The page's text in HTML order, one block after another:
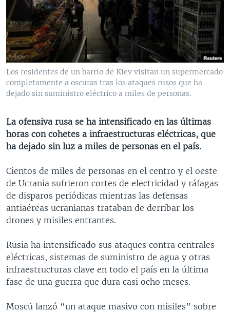
VENEZUELA
BRASIL
NICARAGUA
ECONOMÍA
ENTRETENIMIENTO Y CULTURA
TECNOLOGÍA
DEPORTES
CIENCIA Y SALUD
MULTIMEDIA
VIDEOS
FOTOGRAFÍA
AUDIOS
PROGRAMAS TV
EL MUNDO AL DÍA
FORO INTERAMERICANO
VISIÓN 360
PANORAMA
RADIO
AVANCE INFORMATIVO
AUDIONOTICIAS
ESTADOS UNIDOS AL DÍA
EL MUNDO AL DÍA [RADIO]
DEPORTIVO INTERNACIONAL
NOTA ECONÓMICA
ENTRETENIMIENTO
DIRECT
DOCUMENTALES DE LA VOA
SÍGANOS
Idiomas
Los residentes de un barrio de Kiev visitan un supermercado
completamente a oscuras tras los ataques rusos que ha
dejado sin suministro eléctrico a miles de personas.
La ofensiva rusa se ha intensificado en las últimas
horas con cohetes a infraestructuras eléctricas, que
ha dejado sin luz a miles de personas en el país.
Cientos de miles de personas en el centro y el oeste
de Ucrania sufrieron cortes de electricidad y ráfagas
de disparos periódicas mientras las defensas
antiaéreas ucranianas trataban de derribar los
drones y misiles entrantes.
Rusia ha intensificado sus ataques contra centrales
eléctricas, sistemas de suministro de agua y otras
infraestructuras clave en todo el país en la última
fase de una guerra que dura casi ocho meses.
Moscú lanzó “un ataque masivo con misiles” sobre